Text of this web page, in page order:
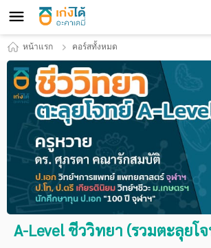
หน้าแรก คอร์สทั้งหมด
A-Level ชีววิทยา (รวมตะลุยโ